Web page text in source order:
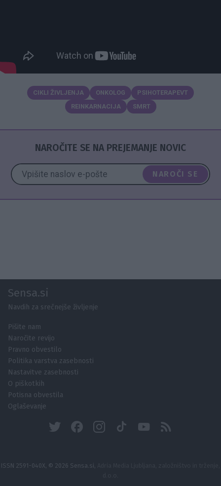
CIKLI ŽIVLJENJA ONKOLOG
PSIHOTERAPEVT
REINKARNACIJA
SMRT
NAROČITE SE NA PREJEMANJE NOVIC
NAROČI SE
Sensa.si
Navdih za srečnejše življenje
Pišite nam
Naročite revijo
Pravno obvestilo
Politika varstva zasebnosti
Nastavitve zasebnosti
O piškotkih
Potisna obvestila
Oglaševanje
ISSN 2591-040X, © 2026 Sensa.si,